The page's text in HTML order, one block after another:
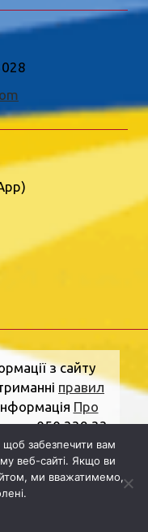
з сайту
правил
Про
050 339 33
.Адреса
Рівненська
пошта:
забезпечити вам
веб-сайті. Якщо ви
ми вважатимемо,